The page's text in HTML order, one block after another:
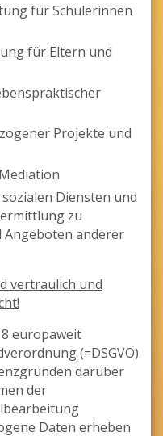
für Schülerinnen
für Eltern und
Projekte und
Diensten und
zu
Angeboten anderer
vertraulich und
europaweit
(=DSGVO)
darüber
der
Daten erheben